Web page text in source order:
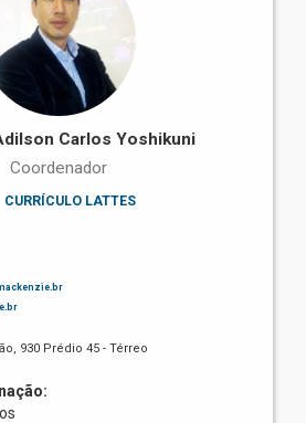
Carlos Yoshikuni
Coordenador
CURRÍCULO LATTES
930 Prédio 45 - Térreo